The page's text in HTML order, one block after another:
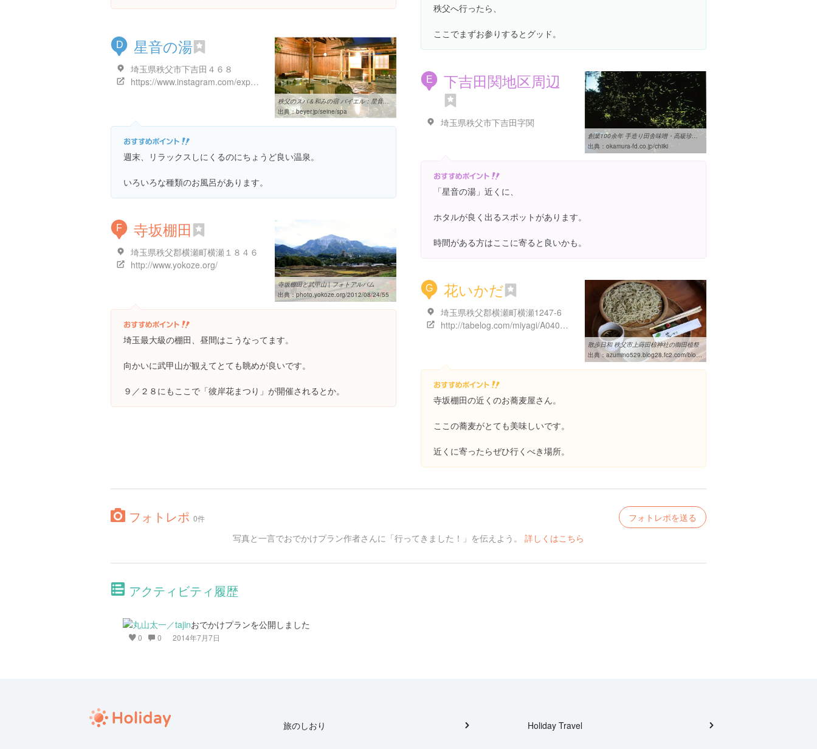
秩父へ行ったら、
ここでまずお参りするとグッド。
D 星音の湯
埼玉県秩父市下吉田４６８
https://www.instagram.com/explore/locations/241906197
秩父のスパ＆和みの宿 バイエル：星音の湯（お風呂）
出典：beyer.jp/seine/spa
週末、リラックスしにくるのにちょうど良い温泉。
いろいろな種類のお風呂があります。
E 下吉田関地区周辺
埼玉県秩父市下吉田字関
創業100余年 手造り田舎味噌・高級珍味製造卸 有限会社おかむら: 地域情報
出典： okamura-fd.co.jp/chiiki
「星音の湯」近くに、
ホタルが良く出るスポットがあります。
時間がある方はここに寄ると良いかも。
F 寺坂棚田
埼玉県秩父郡横瀬町横瀬１８４６
http://www.yokoze.org/
寺坂棚田と武甲山 | フォトアルバム
出典：photo.yokoze.org/2012/08/24/55
埼玉最大級の棚田、昼間はこうなってます。
向かいに武甲山が観えてとても眺めが良いです。
９／２８にもここで「彼岸花まつり」が開催されるとか。
G 花いかだ
埼玉県秩父郡横瀬町横瀬1247-6
http://tabelog.com/miyagi/A0402/A040201/4000416/
散歩日和 秩父市上蒔田椋神社の御田植祭
出典： azumino529.blog28.fc2.com/blog-entry-179.html
寺坂棚田の近くのお蕎麦屋さん。
ここの蕎麦がとても美味しいです。
近くに寄ったらぜひ行くべき場所。
フォトレポ 0件
フォトレポを送る
写真と一言でおでかけプラン作者さんに「行ってきました！」を伝えよう。 詳しくはこちら
アクティビティ履歴
おでかけプランを公開しました
0 0 2014年7月7日
旅のしおり Holiday Travel